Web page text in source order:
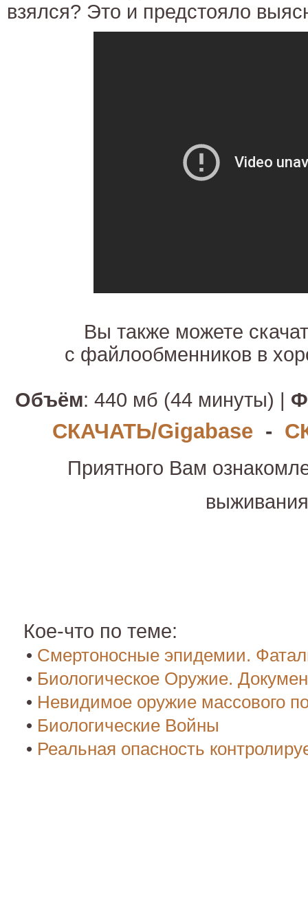
взялся? Это и предстояло
Вы также можете
с файлообменников в
Объём: 440 мб (44 минуты) |
СКАЧАТЬ/Gigabase-
Приятного Вам
выживания
Кое-что по теме:
• Смертоносные эпидемии.
• Биологическое Оружие.
• Невидимое оружие массового
• Биологические Войны
• Реальная опасность